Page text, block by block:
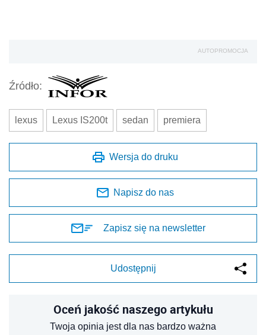
AUTOPROMOCJA
Źródło:
lexus Lexus IS200t sedan premiera
Wersja do druku
Napisz do nas
Zapisz się na newsletter
Udostępnij
Oceń jakość naszego artykułu
Twoja opinia jest dla nas bardzo ważna